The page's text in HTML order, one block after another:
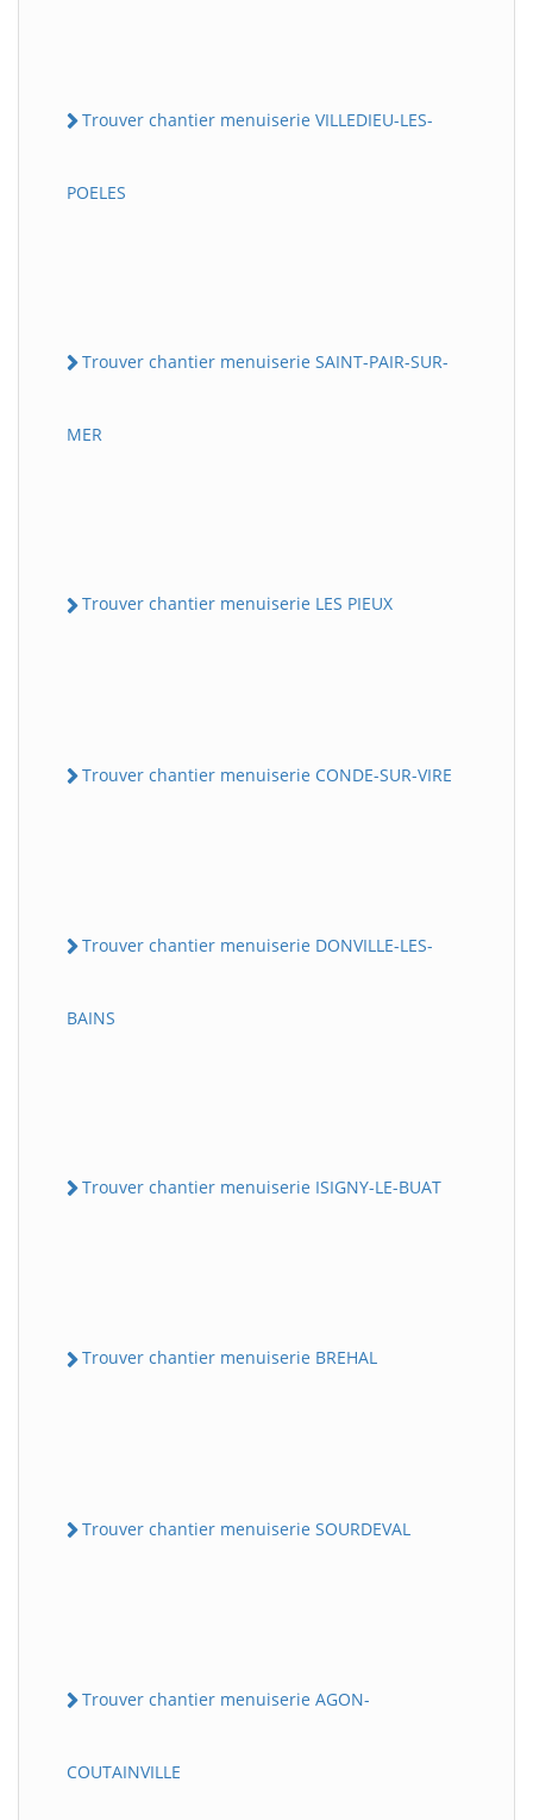
Trouver chantier menuiserie VILLEDIEU-LES-
POELES
Trouver chantier menuiserie SAINT-PAIR-SUR-
MER
Trouver chantier menuiserie LES PIEUX
Trouver chantier menuiserie CONDE-SUR-VIRE
Trouver chantier menuiserie DONVILLE-LES-
BAINS
Trouver chantier menuiserie ISIGNY-LE-BUAT
Trouver chantier menuiserie BREHAL
Trouver chantier menuiserie SOURDEVAL
Trouver chantier menuiserie AGON-
COUTAINVILLE